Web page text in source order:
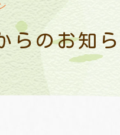
らのお知